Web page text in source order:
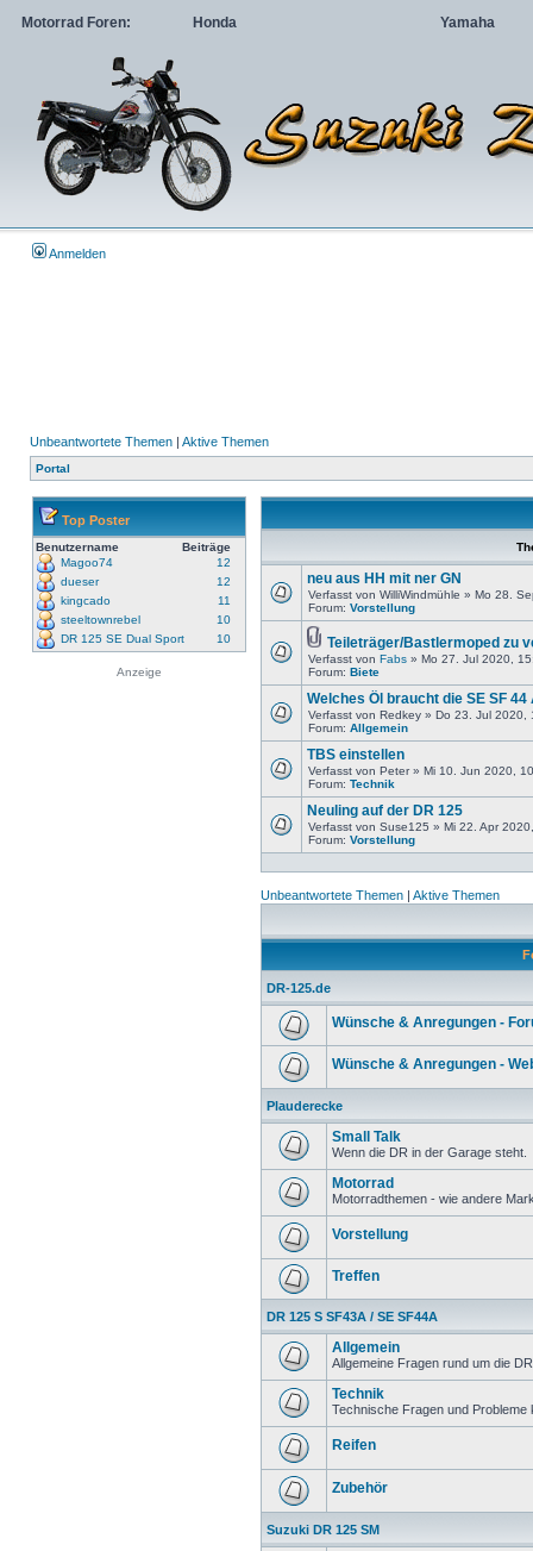
Motorrad Foren: Honda Yamaha
Anmelden
Unbeantwortete Themen | Aktive Themen
Portal
Top Poster
Benutzername
Beiträge
Magoo74
12
dueser
12
kingcado
11
steeltownrebel
10
DR 125 SE Dual Sport
10
Anzeige
neu aus HH mit ner GN
Verfasst von WilliWindmühle » Mo 28.
Forum: Vorstellung
Teileträger/Bastlermoped zu
Verfasst von Fabs » Mo 27. Jul 2020,
Forum: Biete
Welches Öl braucht die SE SF 44
Verfasst von Redkey » Do 23. Jul 2020,
Forum: Allgemein
TBS einstellen
Verfasst von Peter » Mi 10. Jun 2020,
Forum: Technik
Neuling auf der DR 125
Verfasst von Suse125 » Mi 22. Apr
Forum: Vorstellung
Unbeantwortete Themen | Aktive Themen
DR-125.de
Wünsche & Anregungen -
Wünsche & Anregungen -
Plauderecke
Small Talk
Wenn die DR in der Garage steht.
Motorrad
Motorradthemen - wie andere
Vorstellung
Treffen
DR 125 S SF43A / SE SF44A
Allgemein
Allgemeine Fragen rund um die
Technik
Technische Fragen und Probleme
Reifen
Zubehör
Suzuki DR 125 SM